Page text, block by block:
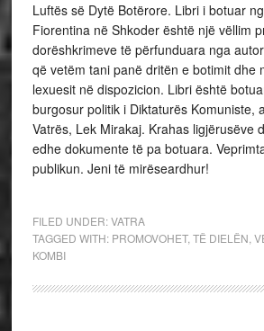
Luftës së Dytë Botërore. Libri i botuar
Fiorentina në Shkoder është një vëllim
dorëshkrimeve të përfunduara nga
që vetëm tani panë dritën e botimit dhe
lexuesit në dispozicion. Libri është
burgosur politik i Diktaturës Komuniste,
Vatrës, Lek Mirakaj. Krahas ligjërusëve
edhe dokumente të pa botuara.
publikun. Jeni të mirëseardhur!
FILED UNDER:VATRA
TAGGED WITH: PROMOVOHET, TË DIELËN
KOMBI